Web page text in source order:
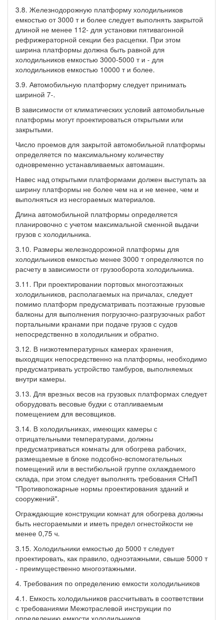
3.8. Железнодорожную платформу холодильников
емкостью от 3000 т и более следует выполнять закрытой
длиной не менее 112- для установки пятивагонной
рефрижераторной секции без расцепки. При этом
ширина платформы должна быть равной для
холодильников емкостью 3000-5000 т и - для
холодильников емкостью 10000 т и более.
3.9. Автомобильную платформу следует принимать
шириной 7-.
В зависимости от климатических условий автомобильные
платформы могут проектироваться открытыми или
закрытыми.
Число проемов для закрытой автомобильной платформы
определяется по максимальному количеству
одновременно устанавливаемых автомашин.
Навес над открытыми платформами должен выступать за
ширину платформы не более чем на и не менее, чем и
выполняться из несгораемых материалов.
Длина автомобильной платформы определяется
планировочно с учетом максимальной сменной выдачи
грузов с холодильника.
3.10. Размеры железнодорожной платформы для
холодильников емкостью менее 3000 т определяются по
расчету в зависимости от грузооборота холодильника.
3.11. При проектировании портовых многоэтажных
холодильников, располагаемых на причалах, следует
помимо платформ предусматривать поэтажные грузовые
балконы для выполнения погрузочно-разгрузочных работ
портальными кранами при подаче грузов с судов
непосредственно в холодильник и обратно.
3.12. В низкотемпературных камерах хранения,
выходящих непосредственно на платформы, необходимо
предусматривать устройство тамбуров, выполняемых
внутри камеры.
3.13. Для врезных весов на грузовых платформах следует
оборудовать весовые будки с отапливаемым
помещением для весовщиков.
3.14. В холодильниках, имеющих камеры с
отрицательными температурами, должны
предусматриваться комнаты для обогрева рабочих,
размещаемые в блоке подсобно-вспомогательных
помещений или в вестибюльной группе охлаждаемого
склада, при этом следует выполнять требования СНиП
"Противопожарные нормы проектирования зданий и
сооружений".
Ограждающие конструкции комнат для обогрева должны
быть несгораемыми и иметь предел огнестойкости не
менее 0,75 ч.
3.15. Холодильники емкостью до 5000 т следует
проектировать, как правило, одноэтажными, свыше 5000 т
- преимущественно многоэтажными.
4. Требования по определению емкости холодильников
4.1. Емкость холодильников рассчитывать в соответствии
с требованиями Межотраслевой инструкции по
определению емкости холодильников.